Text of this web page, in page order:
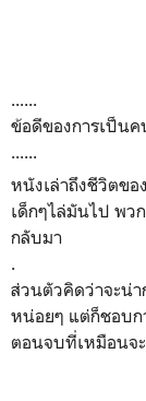
......
ข้อดีของการเป็นค
......
หนังเล่าถึงชีวิตขอ
เด็กๆไล่มันไป พว
กลับมา
.
ส่วนตัวคิดว่าจะน่
หน่อยๆ แต่ก็ชอบก
ตอนจบที่เหมือนจะ